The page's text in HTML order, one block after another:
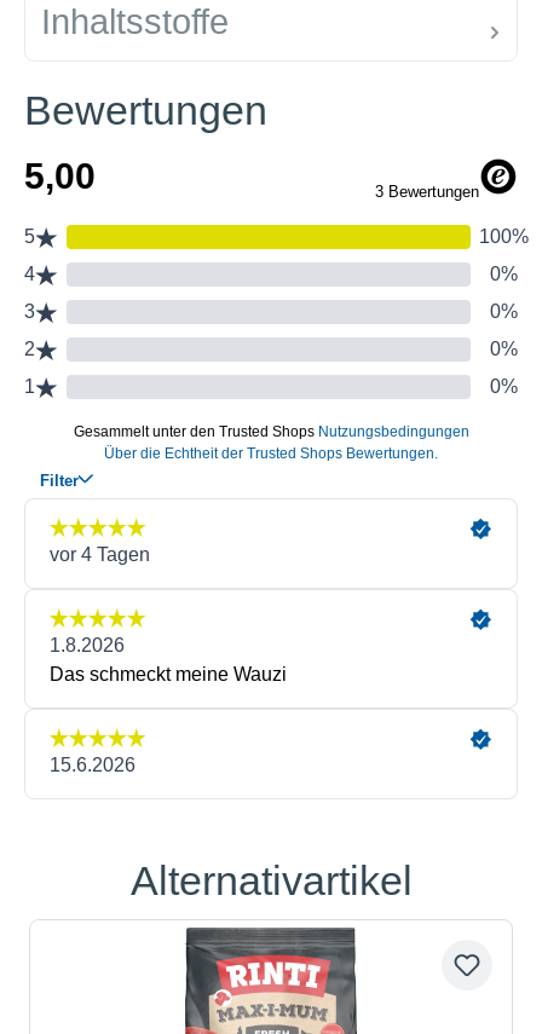
Inhaltsstoffe
Bewertungen
Produktgalerie überspringen
Alternativartikel